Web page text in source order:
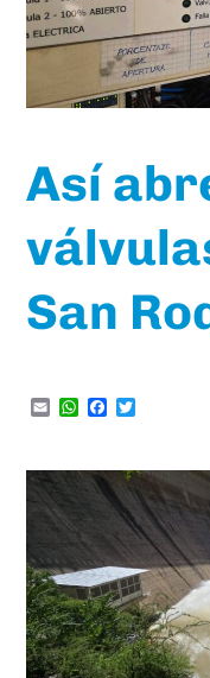
Así
San
EmailWhatsApp
Facebook